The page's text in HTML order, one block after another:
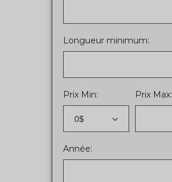
Longueur minimum:
Prix Min:
0$
Prix Max:
Année: